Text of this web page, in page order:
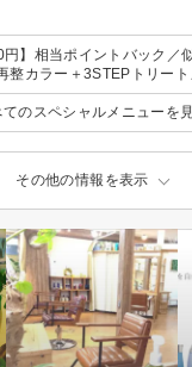
】相当ポイントバック／
整カラー＋3STEPトリート
￥13,750
てのスペシャルメニューを
その他の情報を表示